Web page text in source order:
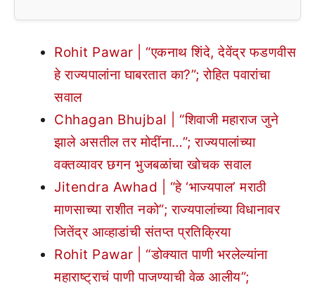
Rohit Pawar | “एकनाथ शिंदे, देवेंद्र फडणवीस
हे राज्यपालांना घाबरतात का?”; रोहित पवारांचा
सवाल
Chhagan Bhujbal | “शिवाजी महाराज जुने
झाले असतील तर मोदींना…”; राज्यपालांच्या
वक्तव्यावर छगन भुजबळांचा खोचक सवाल
Jitendra Awhad | “हे ‘भाज्यपाल’ मराठी
माणसाच्या राशीत नको”; राज्यपालांच्या विधानावर
जितेंद्र आव्हाडांची संतप्त प्रतिक्रिया
Rohit Pawar | “डोक्यात पाणी भरलेल्यांना
महाराष्ट्राचं पाणी पाजण्याची वेळ आलीय”;